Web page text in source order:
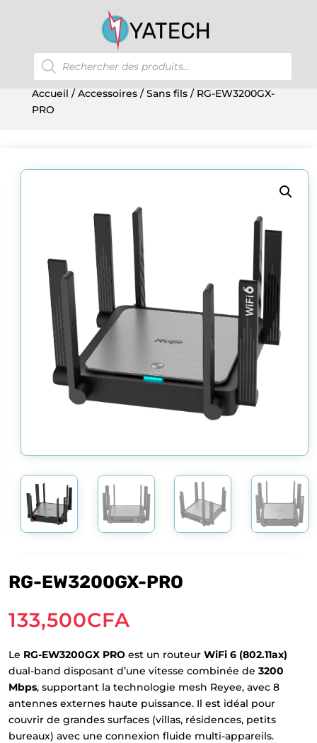
Recherche
de
produits
Accueil /Accessoires/Sans fils/ RG-EW3200GX-
PRO
RG-EW3200GX-PRO
133,500CFA
Le RG-EW3200GX PRO est un routeur WiFi 6 (802.11ax)
dual-band disposant d’une vitesse combinée de 3200
Mbps, supportant la technologie mesh Reyee, avec 8
antennes externes haute puissance. Il est idéal pour
couvrir de grandes surfaces (villas, résidences, petits
bureaux) avec une connexion fluide multi-appareils.